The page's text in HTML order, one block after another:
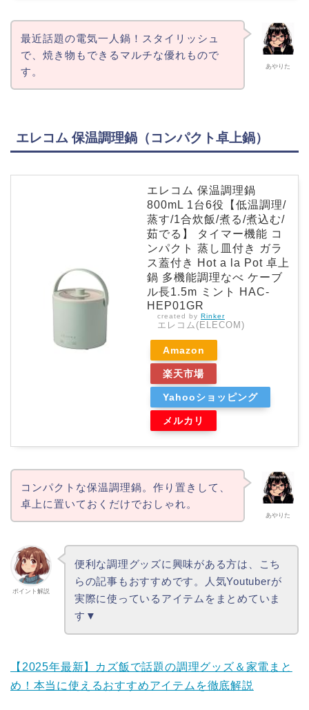
あやりた
最近話題の電気一人鍋！スタイリッシュ
で、焼き物もできるマルチな優れもので
す。
エレコム 保温調理鍋（コンパクト卓上鍋）
エレコム 保温調理鍋
800mL 1台6役【低温調理/
蒸す/1合炊飯/煮る/煮込む/
茹でる】 タイマー機能 コ
ンパクト 蒸し皿付き ガラ
ス蓋付き Hot a la Pot 卓上
鍋 多機能調理なべ ケーブ
ル長1.5m ミント HAC-
HEP01GR
created by Rinker
エレコム(ELECOM)
Amazon
楽天市場
Yahooショッピング
メルカリ
あやりた
コンパクトな保温調理鍋。作り置きして、
卓上に置いておくだけでおしゃれ。
ポイント解説
便利な調理グッズに興味がある方は、こち
らの記事もおすすめです。人気Youtuberが
実際に使っているアイテムをまとめていま
す▼
【2025年最新】カズ飯で話題の調理グッズ＆家電まと
め！本当に使えるおすすめアイテムを徹底解説